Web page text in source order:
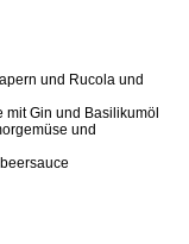
und Rucola und
mit Gin und Basilikumöl
und